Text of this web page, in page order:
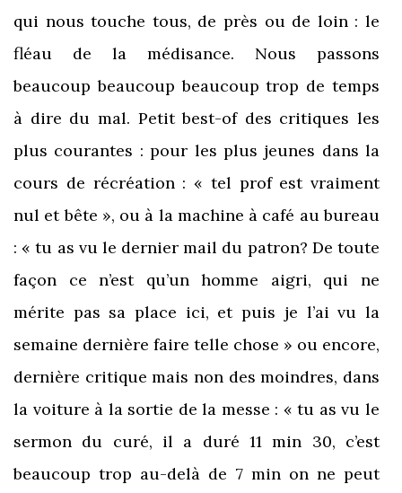
qui nous touche tous, de près ou de loin : le
fléau de la médisance. Nous passons
beaucoup beaucoup beaucoup trop de temps
à dire du mal. Petit best-of des critiques les
plus courantes : pour les plus jeunes dans la
cours de récréation : « tel prof est vraiment
nul et bête », ou à la machine à café au bureau
: « tu as vu le dernier mail du patron? De toute
façon ce n’est qu’un homme aigri, qui ne
mérite pas sa place ici, et puis je l’ai vu la
semaine dernière faire telle chose » ou encore,
dernière critique mais non des moindres, dans
la voiture à la sortie de la messe : « tu as vu le
sermon du curé, il a duré 11 min 30, c’est
beaucoup trop au-delà de 7 min on ne peut